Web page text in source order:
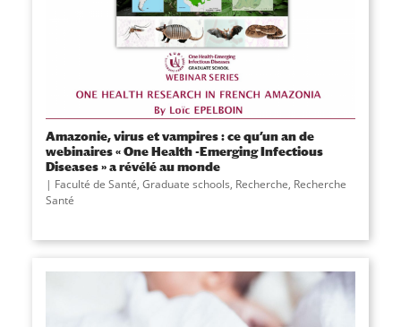
Amazonie, virus et vampires : ce qu’un an de
webinaires « One Health -Emerging Infectious
Diseases » a révélé au monde
Faculté de Santé, Graduate schools, Recherche, Recherche
Santé